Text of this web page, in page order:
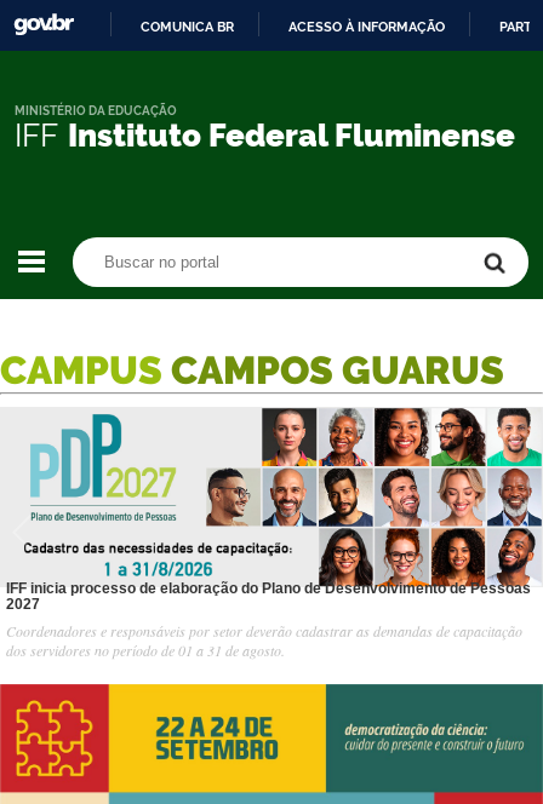
CONTEÚDO
COMUNICA BR ACESSO À INFORMAÇÃO
IFF Instituto Federal Fluminense
MINISTÉRIO DA EDUCAÇÃO
CAMPUS CAMPOS GUARUS
IFF inicia processo de elaboração do Plano de Desenvolvimento de Pessoas
2027
Coordenadores e responsáveis por setor deverão cadastrar as demandas de capacitação
dos servidores no período de 01 a 31 de agosto.